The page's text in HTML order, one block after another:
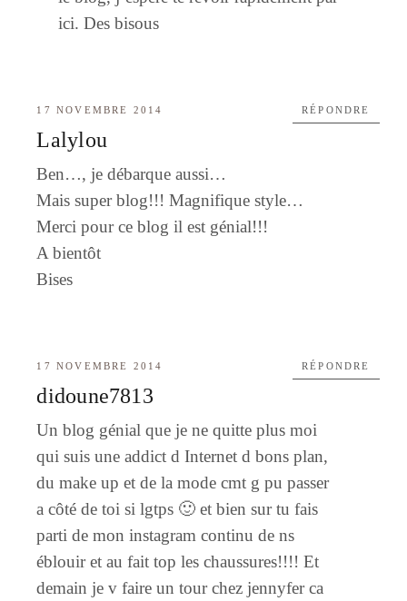
ici. Des bisous
17 NOVEMBRE 2014
Lalylou
Ben…, je débarque aussi…
Mais super blog!!! Magnifique style…
Merci pour ce blog il est génial!!!
A bientôt
Bises
RÉPONDRE
17 NOVEMBRE 2014
didoune7813
Un blog génial que je ne quitte plus moi
qui suis une addict d Internet d bons plan,
du make up et de la mode cmt g pu passer
a côté de toi si lgtps 🙂 et bien sur tu fais
parti de mon instagram continu de ns
éblouir et au fait top les chaussures!!!! Et
demain je v faire un tour chez jennyfer ca
RÉPONDRE